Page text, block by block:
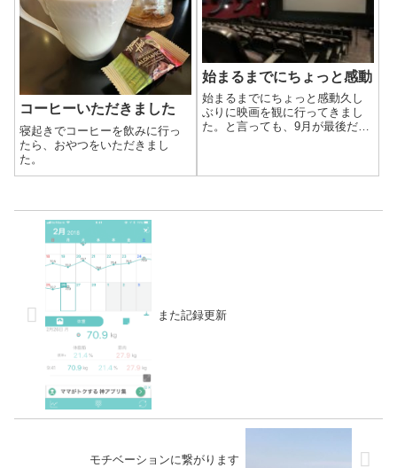
になります。今回のプログラム
はこちらトレー...
コーヒーいただきました
寝起きでコーヒーを飲みに行っ
たら、おやつをいただきまし
た。
始まるまでにちょっと感動
始まるまでにちょっと感動久し
ぶりに映画を観に行ってきまし
た。と言っても、9月が最後だっ
延期で、延期...
また記録更新
モチベーションに繋がります